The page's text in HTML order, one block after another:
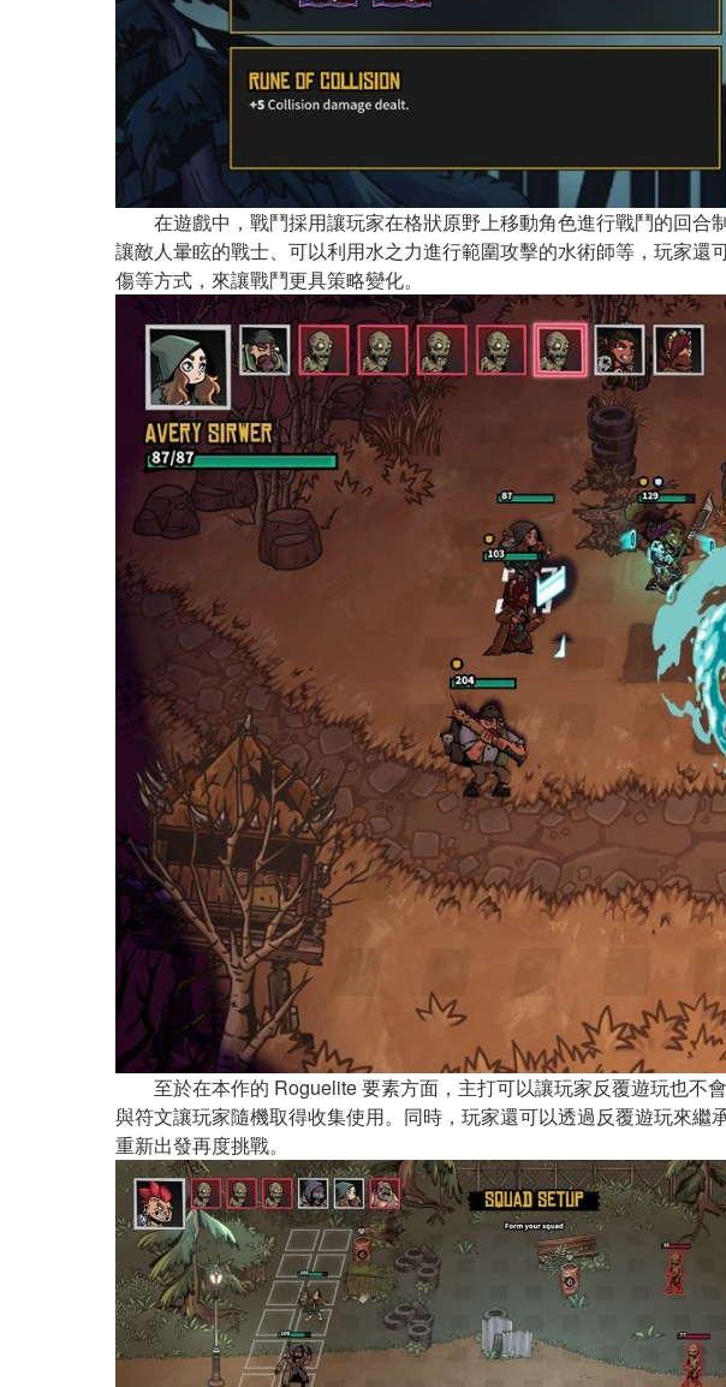
在遊戲中，戰鬥採用讓玩家在格狀原野上移動角色進行戰鬥的回合
讓敵人暈眩的戰士、可以利用水之力進行範圍攻擊的水術師等，玩家
傷等方式，來讓戰鬥更具策略變化。
至於在本作的 Roguelite 要素方面，主打可以讓玩家反覆遊玩也不
與符文讓玩家隨機取得收集使用。同時，玩家還可以透過反覆遊玩來
重新出發再度挑戰。